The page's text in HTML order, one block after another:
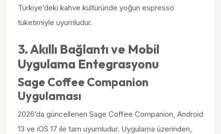
Türkiye’deki kahve kültüründe yoğun espresso
tüketimiyle uyumludur.
3. Akıllı Bağlantı ve Mobil
Uygulama Entegrasyonu
Sage Coffee Companion
Uygulaması
2026’da güncellenen Sage Coffee Companion, Android
13 ve iOS 17 ile tam uyumludur. Uygulama üzerinden,